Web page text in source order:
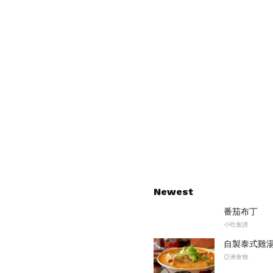
Newest
番茄布丁
小吃食譜
自製泰式雞
亞洲食物